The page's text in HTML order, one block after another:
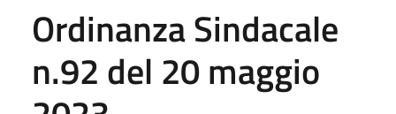
Ordinanza Sindacale
n.92 del 20 maggio